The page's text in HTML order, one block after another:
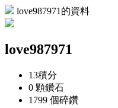
love987971的資料
love987971
13積分
0 顆鑽石
1799 個碎鑽